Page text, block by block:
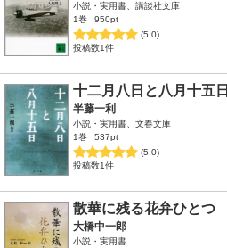
小説・実用書、講談社文庫
1巻
950pt
(5.0)
投稿数1件
十二月八日と八月十五日
半藤一利
小説・実用書、文春文庫
1巻
537pt
(5.0)
投稿数1件
散華に残る花弁ひとつ
大橋中一郎
小説・実用書